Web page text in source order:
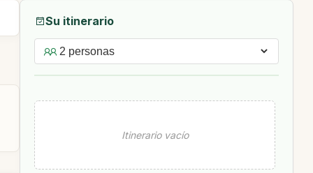
Su itinerario
Itinerario vacío